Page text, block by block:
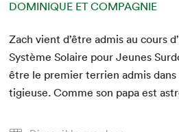
DOMINIQUE ET COMPAGNIE
Zach vient d’être admis au cours
Sys­tème Solaire pour Jeunes
être le pre­mier ter­rien admis
tigieuse. Comme son papa est